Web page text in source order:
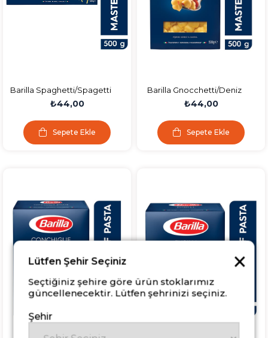
×
Lütfen Şehir Seçiniz
Seçtiğiniz şehire göre ürün stoklarımız
güncellenecektir. Lütfen şehrinizi seçiniz.
Şehir
Barilla Spaghetti/Spagetti
N.5 Makarna 500 GR.
₺44,00
Sepete Ekle
Barilla Gnocchetti/Deniz
Kabuğu Makarna 500 Gr
₺44,00
Sepete Ekle